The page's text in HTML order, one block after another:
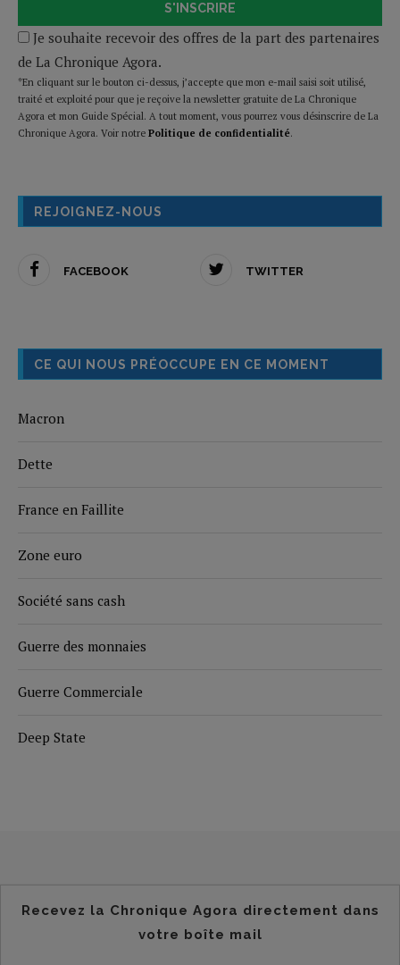
S'INSCRIRE
Je souhaite recevoir des offres de la part des partenaires
de La Chronique Agora.
*En cliquant sur le bouton ci-dessus, j’accepte que mon e-mail saisi soit utilisé,
traité et exploité pour que je reçoive la newsletter gratuite de La Chronique
Agora et mon Guide Spécial. A tout moment, vous pourrez vous désinscrire de La
Chronique Agora. Voir notre Politique de confidentialité.
REJOIGNEZ-NOUS
FACEBOOK TWITTER
CE QUI NOUS PRÉOCCUPE EN CE MOMENT
Macron
Dette
France en Faillite
Zone euro
Société sans cash
Guerre des monnaies
Guerre Commerciale
Deep State
Recevez la Chronique Agora directement dans
votre boîte mail